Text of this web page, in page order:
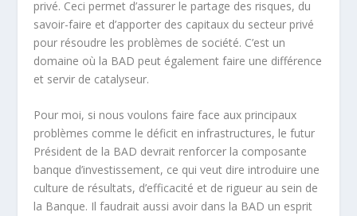
privé. Ceci permet d’assurer le partage des risques, du
savoir-faire et d’apporter des capitaux du secteur privé
pour résoudre les problèmes de société. C’est un
domaine où la BAD peut également faire une différence
et servir de catalyseur.
Pour moi, si nous voulons faire face aux principaux
problèmes comme le déficit en infrastructures, le futur
Président de la BAD devrait renforcer la composante
banque d’investissement, ce qui veut dire introduire une
culture de résultats, d’efficacité et de rigueur au sein de
la Banque. Il faudrait aussi avoir dans la BAD un esprit